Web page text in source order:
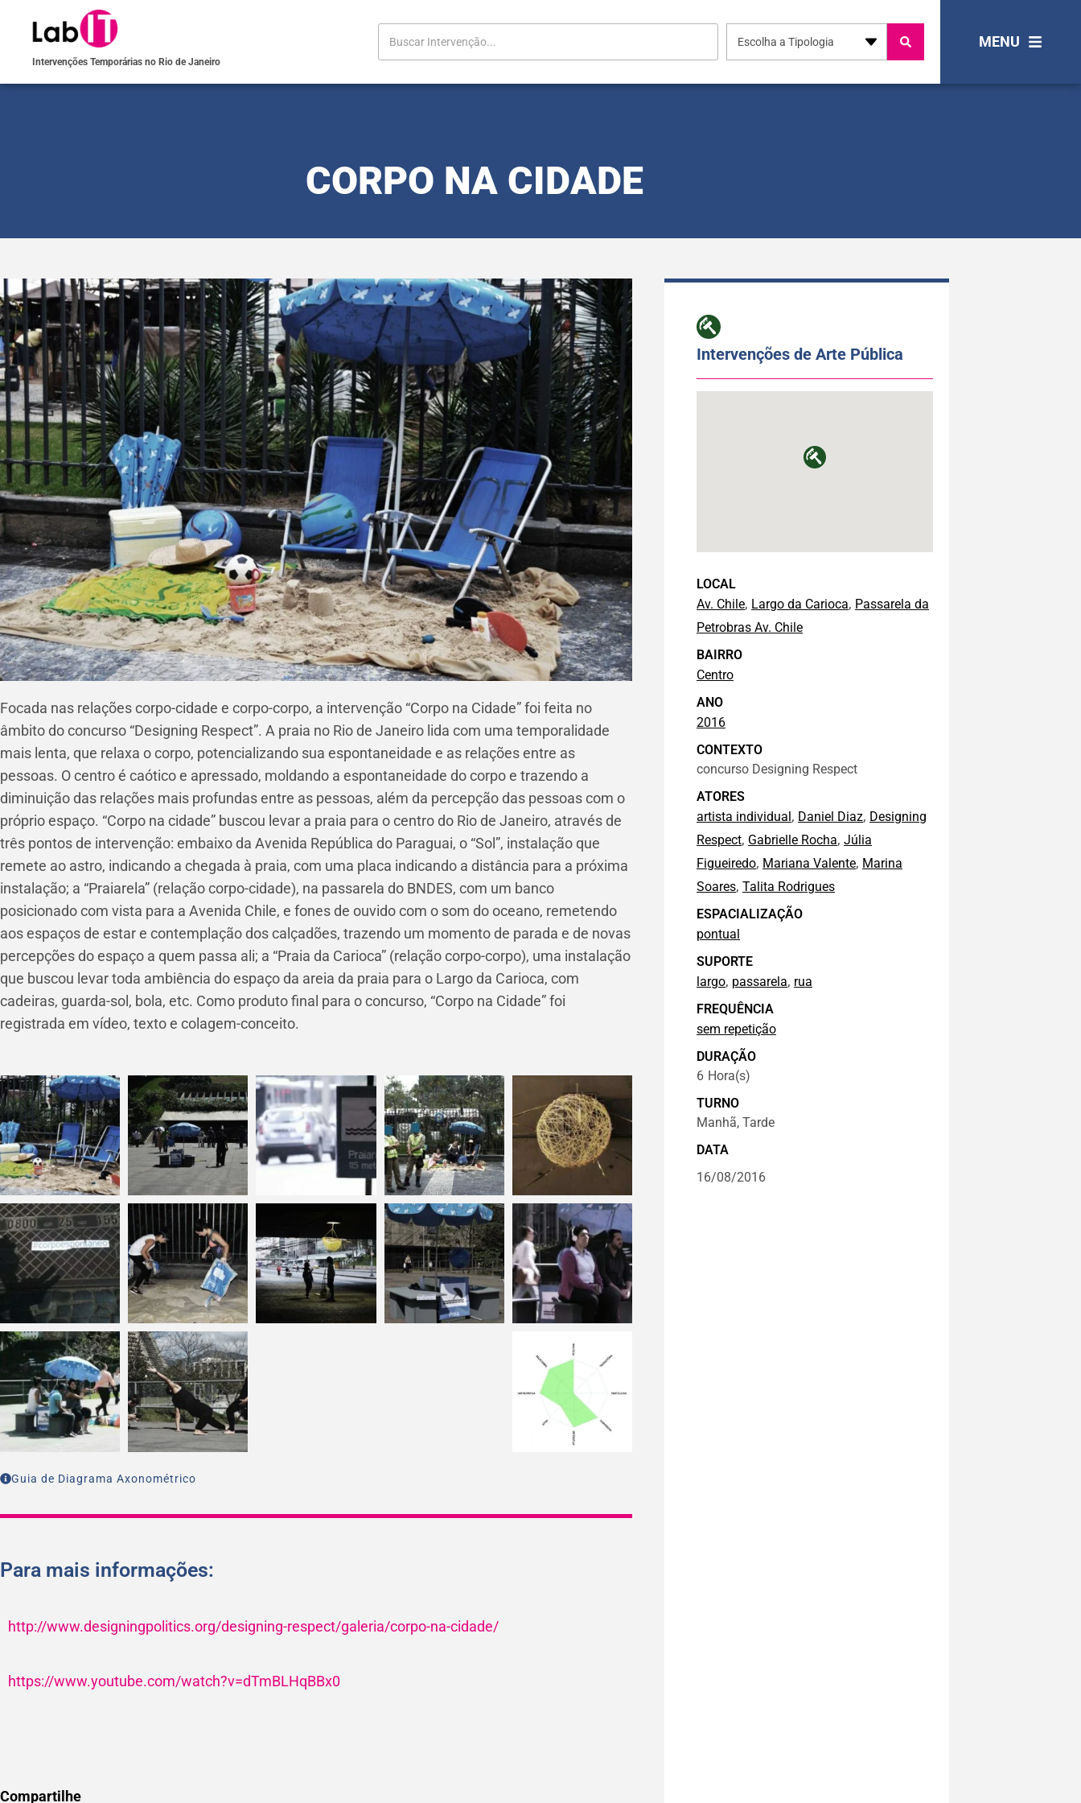
Intervenções Temporárias no Rio de Janeiro
Escolha a Tipologia MENU
CORPO NA CIDADE
Focada nas relações corpo-cidade e corpo-corpo, a intervenção “Corpo na Cidade” foi feita no
âmbito do concurso “Designing Respect”. A praia no Rio de Janeiro lida com uma temporalidade
mais lenta, que relaxa o corpo, potencializando sua espontaneidade e as relações entre as
pessoas. O centro é caótico e apressado, moldando a espontaneidade do corpo e trazendo a
diminuição das relações mais profundas entre as pessoas, além da percepção das pessoas com o
próprio espaço. “Corpo na cidade” buscou levar a praia para o centro do Rio de Janeiro, através de
três pontos de intervenção: embaixo da Avenida República do Paraguai, o “Sol”, instalação que
remete ao astro, indicando a chegada à praia, com uma placa indicando a distância para a próxima
instalação; a “Praiarela” (relação corpo-cidade), na passarela do BNDES, com um banco
posicionado com vista para a Avenida Chile, e fones de ouvido com o som do oceano, remetendo
aos espaços de estar e contemplação dos calçadões, trazendo um momento de parada e de novas
percepções do espaço a quem passa ali; a “Praia da Carioca” (relação corpo-corpo), uma instalação
que buscou levar toda ambiência do espaço da areia da praia para o Largo da Carioca, com
cadeiras, guarda-sol, bola, etc. Como produto final para o concurso, “Corpo na Cidade” foi
registrada em vídeo, texto e colagem-conceito.
Guia de Diagrama Axonométrico
Para mais informações:
http://www.designingpolitics.org/designing-respect/galeria/corpo-na-cidade/
https://www.youtube.com/watch?v=dTmBLHqBBx0
Compartilhe
Intervenções de Arte Pública
LOCAL
Av. Chile, Largo da Carioca, Passarela da
Petrobras Av. Chile
BAIRRO
Centro
ANO
2016
CONTEXTO
concurso Designing Respect
ATORES
artista individual, Daniel Diaz, Designing
Respect, Gabrielle Rocha, Júlia
Figueiredo, Mariana Valente, Marina
Soares, Talita Rodrigues
ESPACIALIZAÇÃO
pontual
SUPORTE
largo, passarela, rua
FREQUÊNCIA
sem repetição
DURAÇÃO
6 Hora(s)
TURNO
Manhã, Tarde
DATA
16/08/2016